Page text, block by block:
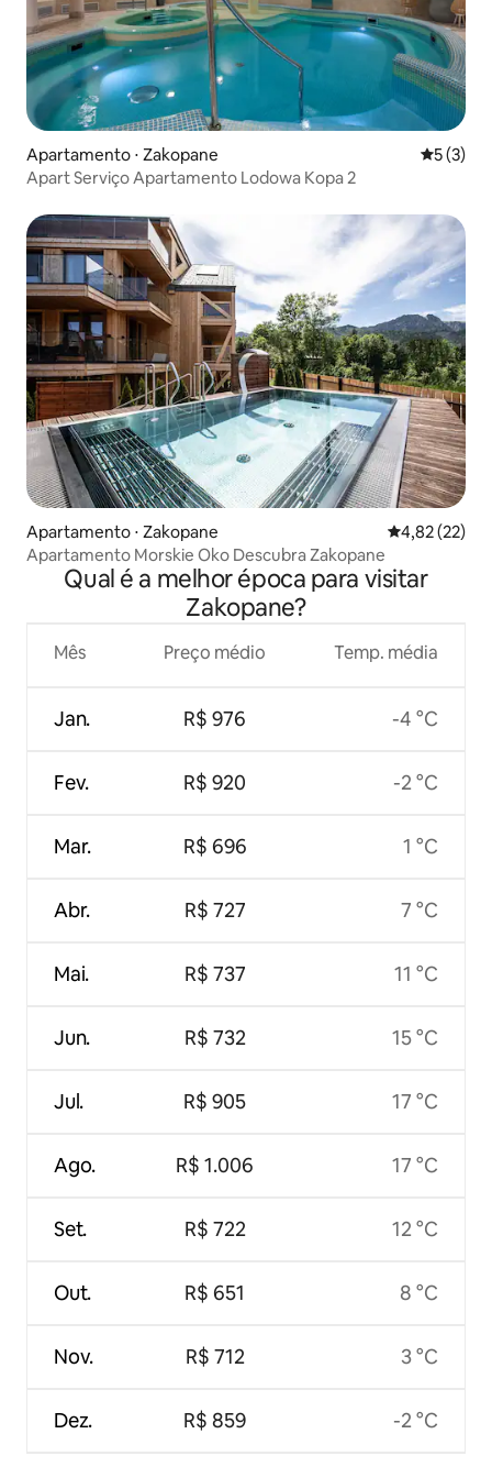
Apartamento ⋅ Zakopane 5 de
5 (3)
Apart Serviço Apartamento Lodowa Kopa 2
Apartamento ⋅ Zakopane 4,82 de uma
4,82 (22)
Apartamento Morskie Oko Descubra Zakopane
Qual é a melhor época para visitar
Zakopane?
Mês
Jan.
Fev.
Mar.
Abr.
Mai.
Jun.
Jul.
Ago.
Set.
Out.
Nov.
Dez.
Preço médio
R$ 976
R$ 920
R$ 696
R$ 727
R$ 737
R$ 732
R$ 905
R$ 1.006
R$ 722
R$ 651
R$ 712
R$ 859
Temp. média
-4 °C
-2 °C
1 °C
7 °C
11 °C
15 °C
17 °C
17 °C
12 °C
8 °C
3 °C
-2 °C